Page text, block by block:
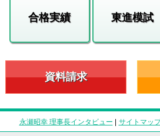
合格実績 東進模試
資料請求
永瀬昭幸 理事長インタビュー | サイトマッ